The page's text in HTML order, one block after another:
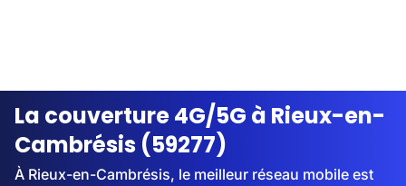
Streaming
La couverture 4G/5G à Rieux-en-
Cambrésis (59277)
À Rieux-en-Cambrésis, le meilleur réseau mobile est